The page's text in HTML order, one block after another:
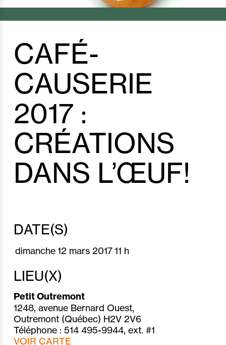
CAFÉ-
CAUSERIE
2017 :
CRÉATIONS
DANS L’ŒUF!
DATE(S)
dimanche12 mars 201711 h
LIEU(X)
Petit Outremont
1248, avenue Bernard Ouest,
Outremont (Québec) H2V 2V6
Téléphone : 514 495-9944, ext. #1
VOIR CARTE